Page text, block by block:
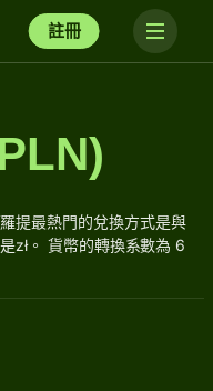
註冊
提最熱門的兌換方式是與
zł。 貨幣的轉換系數為 6